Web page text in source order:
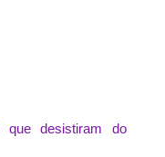
que desistiram do